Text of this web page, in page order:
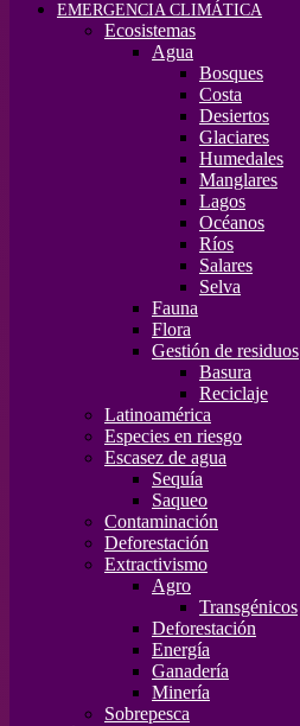
EMERGENCIA CLIMÁTICA
Ecosistemas
Agua
Bosques
Costa
Desiertos
Glaciares
Humedales
Manglares
Lagos
Océanos
Ríos
Salares
Selva
Fauna
Flora
Gestión de residuos
Basura
Reciclaje
Latinoamérica
Especies en riesgo
Escasez de agua
Sequía
Saqueo
Contaminación
Deforestación
Extractivismo
Agro
Transgénicos
Deforestación
Energía
Ganadería
Minería
Sobrepesca